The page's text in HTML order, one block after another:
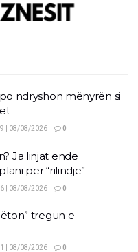
ndryshon mënyrën si
| 08/08/2026 0
Ja linjat ende
për “rilindje”
| 08/08/2026 0
tregun e
| 08/08/2026 0